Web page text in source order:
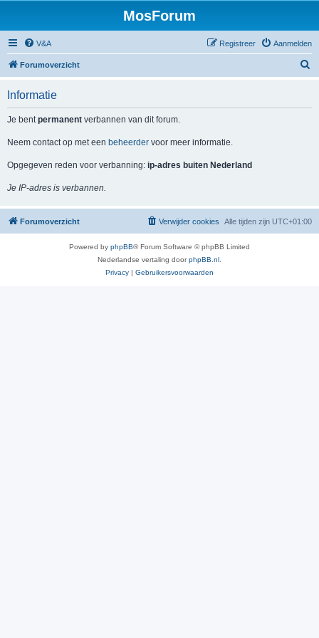
MosForum
V&A Aanmelden
Registreer
Forumoverzicht
Informatie
Je bentpermanent verbannen van dit forum.
Neem contact op met een beheerder voor meer informatie.
Opgegeven reden voor verbanning: ip-adres buiten Nederland
Je IP-adres is verbannen.
Forumoverzicht Alle tijden zijn UTC+01:00
Verwijder cookies
Powered by phpBB® Forum Software © phpBB Limited
Nederlandse vertaling doorphpBB.nl
Privacy | Gebruikersvoorwaarden